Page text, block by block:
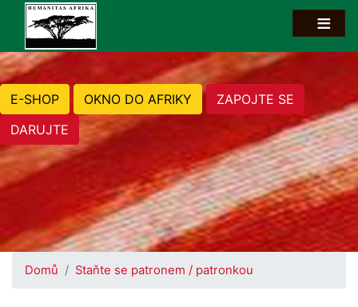
E-SHOP OKNO DO AFRIKY
ZAPOJTE SE
DARUJTE
Domů Staňte se patronem / patronkou